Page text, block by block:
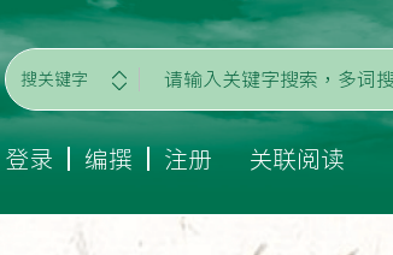
搜关键字
登录 编撰 注册 关联阅读